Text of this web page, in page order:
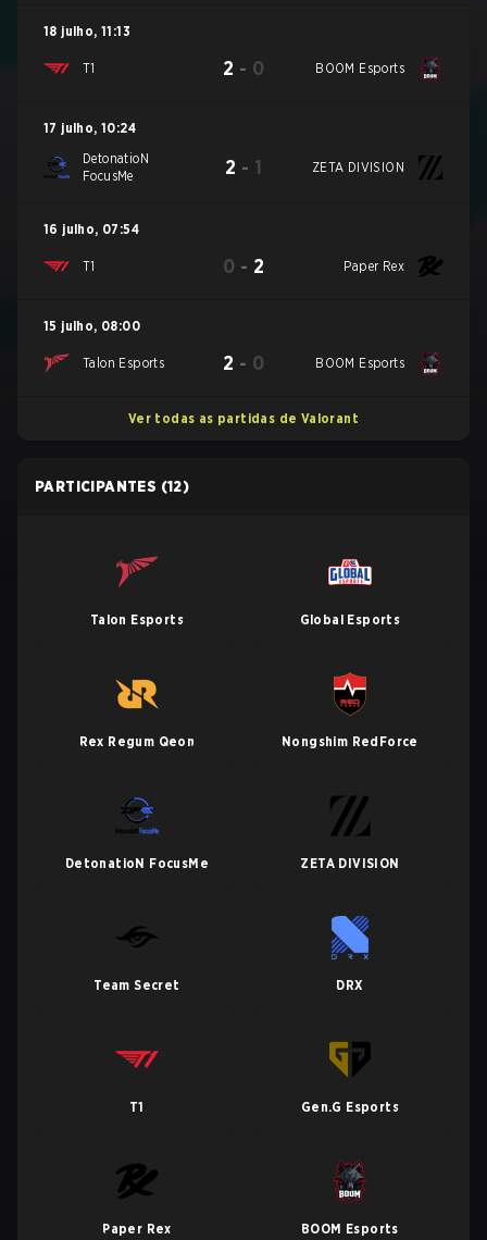
18 julho, 11:13
T1 2 - 0 BOOM Esports
17 julho, 10:24
DetonatioN
FocusMe
2 - 1 ZETA DIVISION
16 julho, 07:54
T1 0 - 2 Paper Rex
15 julho, 08:00
Talon Esports 2 - 0 BOOM Esports
Ver todas as partidas de Valorant
PARTICIPANTES (12)
Talon Esports Global Esports
Rex Regum Qeon Nongshim RedForce
DetonatioN FocusMe ZETA DIVISION
Team Secret DRX
T1 Gen.G Esports
Paper Rex BOOM Esports